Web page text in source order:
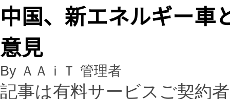
中国、新エネルギー車
意見
By ＡＡｉＴ 管理者
記事は有料サービスご契約